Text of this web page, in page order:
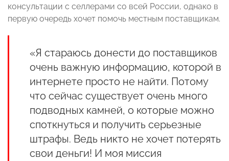
консультации с селлерами со всей России, однако в
первую очередь хочет помочь местным поставщикам.
«Я стараюсь донести до поставщиков
очень важную информацию, которой в
интернете просто не найти. Потому
что сейчас существует очень много
подводных камней, о которые можно
споткнуться и получить серьезные
штрафы. Ведь никто не хочет потерять
свои деньги! И моя миссия